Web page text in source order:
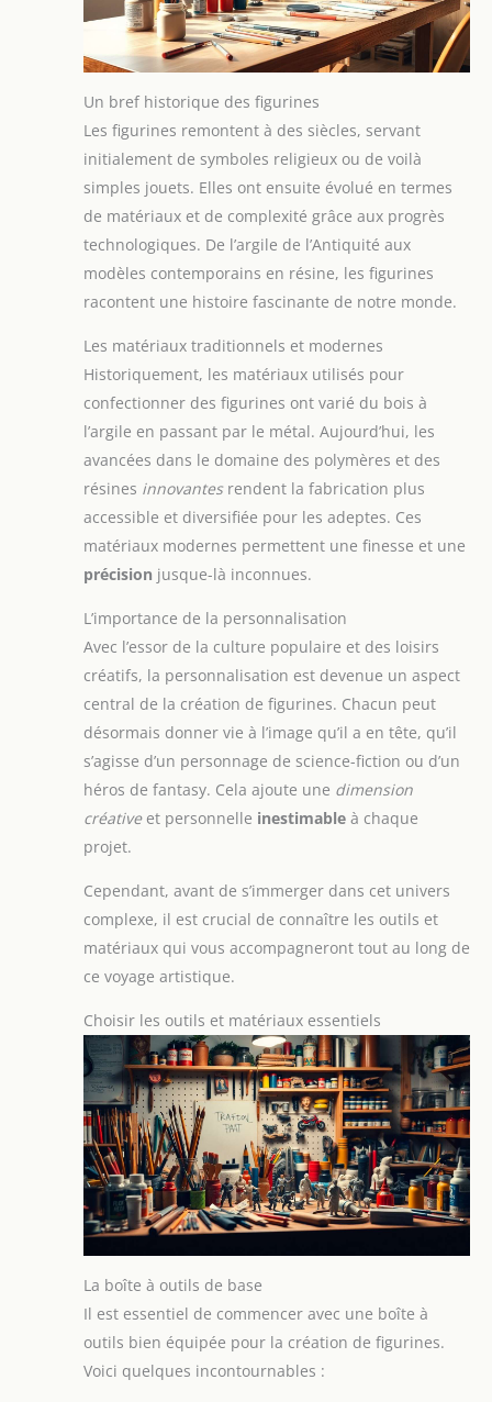
Un bref historique des figurines
Les figurines remontent à des siècles, servant
initialement de symboles religieux ou de voilà
simples jouets. Elles ont ensuite évolué en termes
de matériaux et de complexité grâce aux progrès
technologiques. De l’argile de l’Antiquité aux
modèles contemporains en résine, les figurines
racontent une histoire fascinante de notre monde.
Les matériaux traditionnels et modernes
Historiquement, les matériaux utilisés pour
confectionner des figurines ont varié du bois à
l’argile en passant par le métal. Aujourd’hui, les
avancées dans le domaine des polymères et des
résines innovantesrendent la fabrication plus
accessible et diversifiée pour les adeptes. Ces
matériaux modernes permettent une finesse et une
précision jusque-là inconnues.
L’importance de la personnalisation
Avec l’essor de la culture populaire et des loisirs
créatifs, la personnalisation est devenue un aspect
central de la création de figurines. Chacun peut
désormais donner vie à l’image qu’il a en tête, qu’il
s’agisse d’un personnage de science-fiction ou d’un
héros de fantasy. Cela ajoute une dimension
créativeet personnelle inestimable à chaque
projet.
Cependant, avant de s’immerger dans cet univers
complexe, il est crucial de connaître les outils et
matériaux qui vous accompagneront tout au long de
ce voyage artistique.
Choisir les outils et matériaux essentiels
La boîte à outils de base
Il est essentiel de commencer avec une boîte à
outils bien équipée pour la création de figurines.
Voici quelques incontournables :